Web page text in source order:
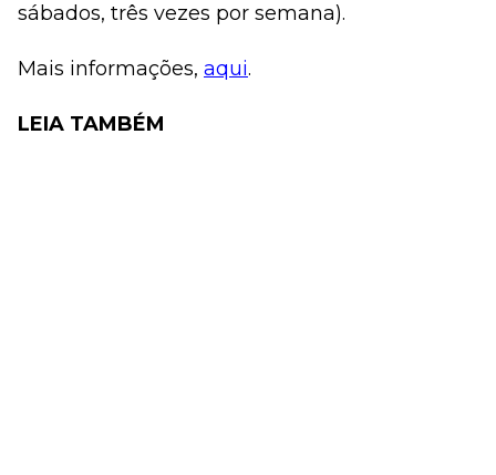
sábados, três vezes por semana).
Mais informações, aqui.
LEIA TAMBÉM